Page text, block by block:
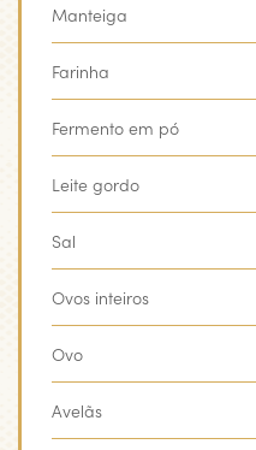
Manteiga
Farinha
Fermento em pó
Leite gordo
Sal
Ovos inteiros
Ovo
Avelãs